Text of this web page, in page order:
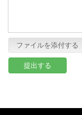
ファイルを添付する
提出する